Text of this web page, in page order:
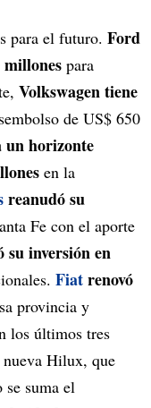
para el futuro. Ford
para
Volkswagen tiene
de US$ 650
un horizonte
en la
reanudó su
Fe con el aporte
su inversión en
Fiatrenovó
provincia y
los últimos tres
Hilux, que
suma el